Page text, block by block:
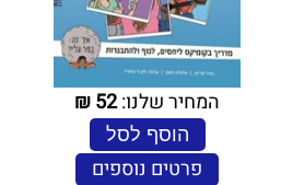
המחיר שלנו:52
₪
הוסף לסל
פרטים נוספים